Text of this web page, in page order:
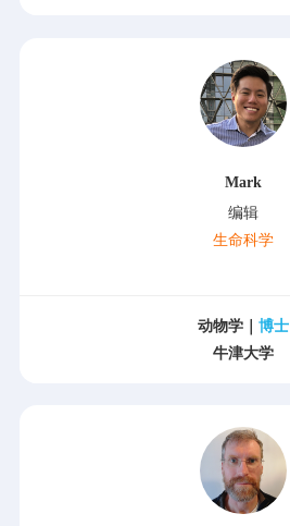
Mark
编辑
生命科学
动物学｜ 博士
牛津大学